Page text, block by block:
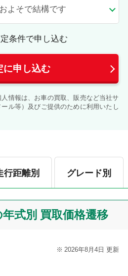
定条件で申し込む
に申し込む
情報は、お車の買取、販売など当社サ
ル等）及びご提供のために利用いたし
行距離別 グレード別
式別 買取価格遷移
2026年8月4日 更新